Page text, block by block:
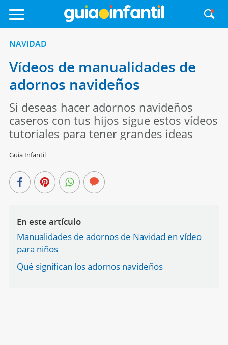
NAVIDAD
Vídeos de manualidades de
adornos navideños
Si deseas hacer adornos navideños
caseros con tus hijos sigue estos vídeos
tutoriales para tener grandes ideas
Guia Infantil
En este artículo
Manualidades de adornos de Navidad en vídeo
para niños
Qué significan los adornos navideños